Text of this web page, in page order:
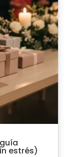
estrés)